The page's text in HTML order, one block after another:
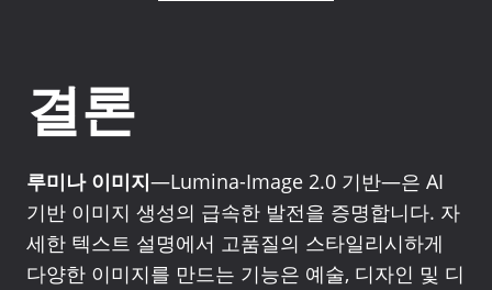
결론
루미나 이미지—Lumina-Image 2.0 기반—은 AI
기반 이미지 생성의 급속한 발전을 증명합니다. 자
세한 텍스트 설명에서 고품질의 스타일리시하게
다양한 이미지를 만드는 기능은 예술, 디자인 및 디